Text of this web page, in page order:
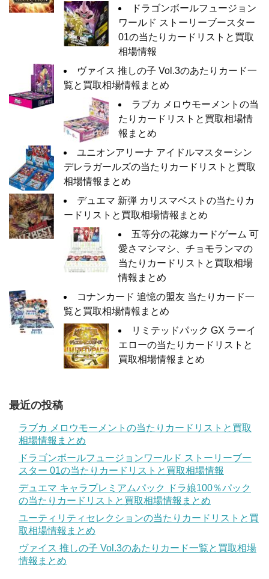
ドラゴンボールフュージョン
ワールド ストーリーブースター
01の当たりカードリストと買取
相場情報
ヴァイス 推しの子 Vol.3のあたりカード一
覧と買取相場情報まとめ
ラブカ メロウモーメントの当
たりカードリストと買取相場情
報まとめ
ユニオンアリーナ アイドルマスターシン
デレラガールズの当たりカードリストと買取
相場情報まとめ
デュエマ 新弾 カリスマベストの当たりカ
ードリストと買取相場情報まとめ
五等分の花嫁カードゲーム 可
愛さマシマシ、チョモランマの
当たりカードリストと買取相場
情報まとめ
コナンカード 追憶の盟友 当たりカード一
覧と買取相場情報まとめ
リミテッドパック GX ラーイ
エローの当たりカードリストと
買取相場情報まとめ
最近の投稿
ラブカ メロウモーメントの当たりカードリストと買取
相場情報まとめ
ドラゴンボールフュージョンワールド ストーリーブー
スター 01の当たりカードリストと買取相場情報
デュエマ キャラプレミアムパック ドラ娘100％パック
の当たりカードリストと買取相場情報まとめ
ユーティリティセレクションの当たりカードリストと買
取相場情報まとめ
ヴァイス 推しの子 Vol.3のあたりカード一覧と買取相場
情報まとめ